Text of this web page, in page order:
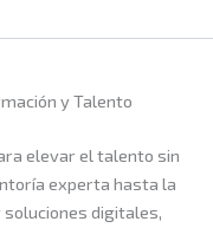
y Talento
elevar el talento sin
experta hasta la
digitales,